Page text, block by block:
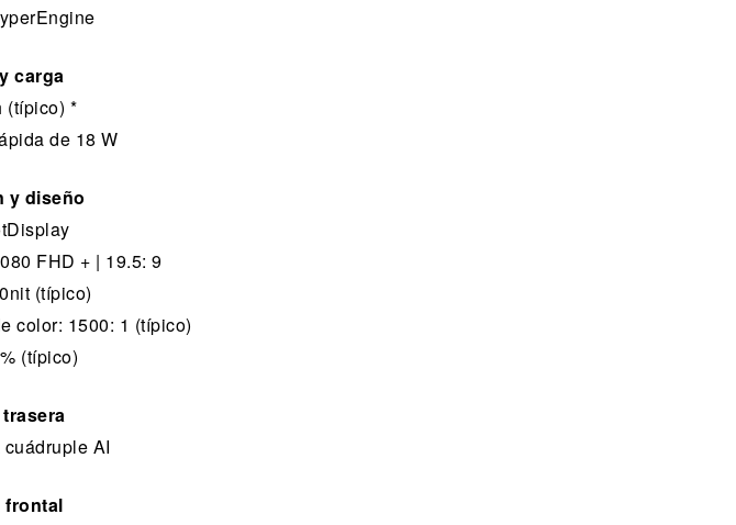
carga
(típico) *
de 18 W
y diseño
FHD + | 19.5: 9
(típico)
color: 1500: 1 (típico)
(típico)
AI
frontal